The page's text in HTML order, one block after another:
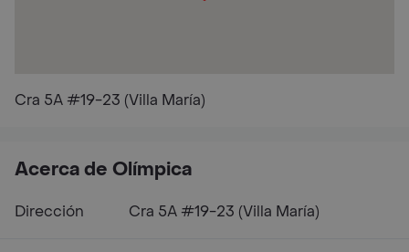
Cra 5A #19-23 (Villa María)
Acerca de Olímpica
Dirección Cra 5A #19-23 (Villa María)